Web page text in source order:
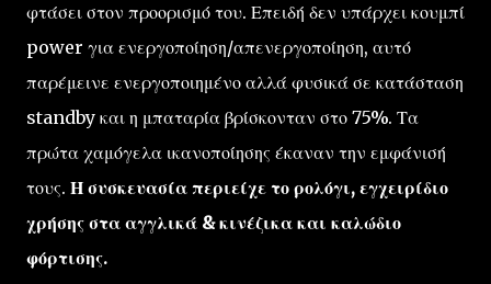
φτάσει στον προορισμό του. Επειδή δεν υπάρχει κουμπί
power για ενεργοποίηση/απενεργοποίηση, αυτό
παρέμεινε ενεργοποιημένο αλλά φυσικά σε κατάσταση
standby και η μπαταρία βρίσκονταν στο 75%. Τα
πρώτα χαμόγελα ικανοποίησης έκαναν την εμφάνισή
τους. Η συσκευασία περιείχε το ρολόγι, εγχειρίδιο
χρήσης στα αγγλικά & κινέζικα και καλώδιο
φόρτισης.